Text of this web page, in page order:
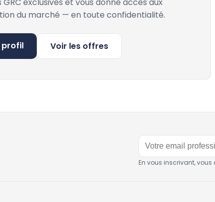
du marché — en toute confidentialité.
profil Voir les offres
En vous inscrivant, vous